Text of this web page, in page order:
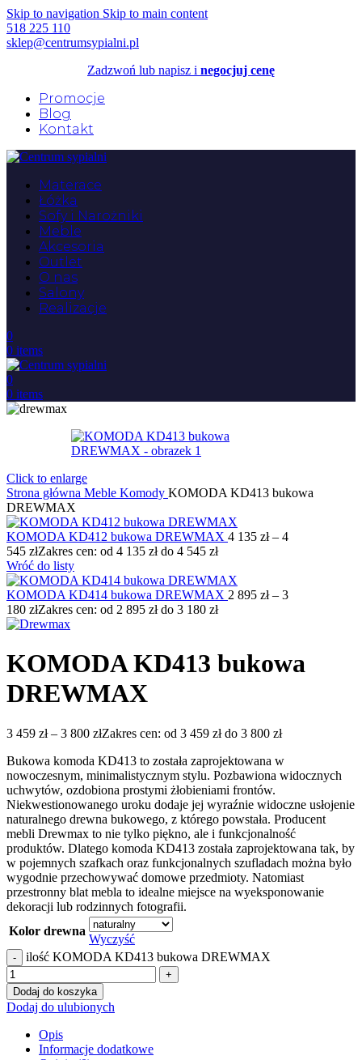
Skip to navigation Skip to main content
518 225 110
sklep@centrumsypialni.pl
Zadzwoń lub napisz i negocjuj cenę
Promocje
Blog
Kontakt
Materace
Łóżka
Sofy i Narożniki
Meble
Akcesoria
Outlet
O nas
Salony
Realizacje
0
0 items
0
0 items
Click to enlarge
Strona główna Meble Komody KOMODA KD413 bukowa
DREWMAX
KOMODA KD412 bukowa DREWMAX 4 135 zł – 4
545 złZakres cen: od 4 135 zł do 4 545 zł
Wróć do listy
KOMODA KD414 bukowa DREWMAX 2 895 zł – 3
180 złZakres cen: od 2 895 zł do 3 180 zł
KOMODA KD413 bukowa
DREWMAX
3 459 zł – 3 800 złZakres cen: od 3 459 zł do 3 800 zł
Bukowa komoda KD413 to została zaprojektowana w
nowoczesnym, minimalistycznym stylu. Pozbawiona widocznych
uchwytów, ozdobiona prostymi żłobieniami frontów.
Niekwestionowanego uroku dodaje jej wyraźnie widoczne usłojenie
naturalnego drewna bukowego, z którego powstała. Producent
mebli Drewmax to nie tylko piękno, ale i funkcjonalność
produktów. Dlatego komoda KD413 została zaprojektowana tak, by
w pojemnych szafkach oraz funkcjonalnych szufladach można było
wygodnie przechowywać domowe przedmioty. Natomiast
przestronny blat mebla to idealne miejsce na wyeksponowanie
dekoracji lub rodzinnych fotografii.
Kolor drewna
Wyczyść
ilość KOMODA KD413 bukowa DREWMAX
Dodaj do koszyka
Dodaj do ulubionych
Opis
Informacje dodatkowe